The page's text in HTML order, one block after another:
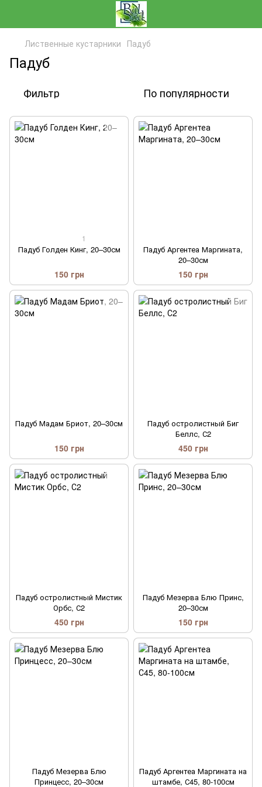
Лиственные кустарники Падуб
Падуб
Фильтр По популярности
1
Падуб Голден Кинг, 20–30см
150 грн
Падуб Аргентеа Маргината,
20–30см
150 грн
Падуб Мадам Бриот, 20–30см
150 грн
Падуб остролистный Биг
Беллс, С2
450 грн
Падуб остролистный Мистик
Орбс, С2
450 грн
Падуб Мезерва Блю Принс,
20–30см
150 грн
Падуб Мезерва Блю
Принцесс, 20–30см
Падуб Аргентеа Маргината на
штамбе, С45, 80-100см